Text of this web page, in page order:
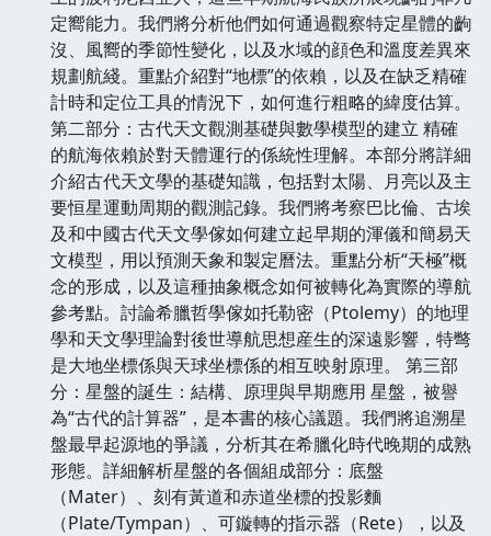
定嚮能力。我們將分析他們如何通過觀察特定星體的齣
沒、風嚮的季節性變化，以及水域的顔色和溫度差異來
規劃航綫。重點介紹對“地標”的依賴，以及在缺乏精確
計時和定位工具的情況下，如何進行粗略的緯度估算。
第二部分：古代天文觀測基礎與數學模型的建立 精確
的航海依賴於對天體運行的係統性理解。本部分將詳細
介紹古代天文學的基礎知識，包括對太陽、月亮以及主
要恒星運動周期的觀測記錄。我們將考察巴比倫、古埃
及和中國古代天文學傢如何建立起早期的渾儀和簡易天
文模型，用以預測天象和製定曆法。重點分析“天極”概
念的形成，以及這種抽象概念如何被轉化為實際的導航
參考點。討論希臘哲學傢如托勒密（Ptolemy）的地理
學和天文學理論對後世導航思想産生的深遠影響，特彆
是大地坐標係與天球坐標係的相互映射原理。 第三部
分：星盤的誕生：結構、原理與早期應用 星盤，被譽
為“古代的計算器”，是本書的核心議題。我們將追溯星
盤最早起源地的爭議，分析其在希臘化時代晚期的成熟
形態。詳細解析星盤的各個組成部分：底盤
（Mater）、刻有黃道和赤道坐標的投影麵
（Plate/Tympan）、可鏇轉的指示器（Rete），以及